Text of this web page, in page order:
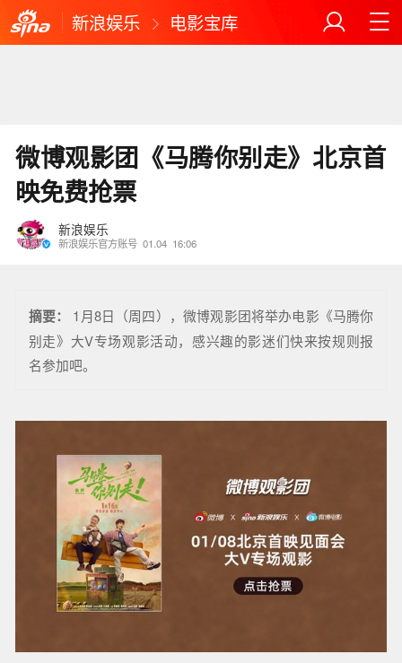
新浪娱乐 电影宝库
微博观影团《马腾你别走》北京首
映免费抢票
新浪娱乐
新浪娱乐官方账号 01.04 16:06
摘要：
1月8日（周四），微博观影团将举办电影《马腾你
别走》大V专场观影活动，感兴趣的影迷们快来按规则报
名参加吧。